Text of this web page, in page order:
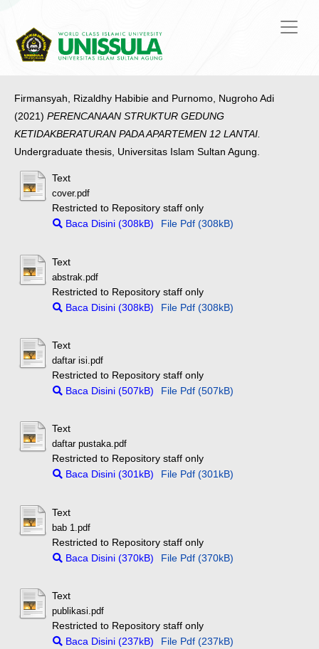
Firmansyah, Rizaldhy Habibie and Purnomo, Nugroho Adi
(2021) PERENCANAAN STRUKTUR GEDUNG
KETIDAKBERATURAN PADA APARTEMEN 12 LANTAI.
Undergraduate thesis, Universitas Islam Sultan Agung.
Text
cover.pdf
Restricted to Repository staff only
Baca Disini (308kB)
File Pdf (308kB)
Text
abstrak.pdf
Restricted to Repository staff only
Baca Disini (308kB)
File Pdf (308kB)
Text
daftar isi.pdf
Restricted to Repository staff only
Baca Disini (507kB)
File Pdf (507kB)
Text
daftar pustaka.pdf
Restricted to Repository staff only
Baca Disini (301kB)
File Pdf (301kB)
Text
bab 1.pdf
Restricted to Repository staff only
Baca Disini (370kB)
File Pdf (370kB)
Text
publikasi.pdf
Restricted to Repository staff only
Baca Disini (237kB)
File Pdf (237kB)